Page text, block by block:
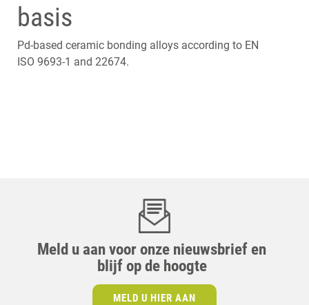
basis
Pd-based ceramic bonding alloys according to EN
ISO 9693-1 and 22674.
Meld u aan voor onze nieuwsbrief en
blijf op de hoogte
MELD U HIER AAN